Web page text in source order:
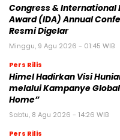
Minggu, 9 Agu 2026 - 01:45 WIB
Pers Rilis
Himel Hadirkan Visi
melalui Kampanye Global
Home”
Sabtu, 8 Agu 2026 - 14:26 WIB
Pers Rilis
FAMILIARITÉ: Ketika
Bertemu dalam Sebuah
Sabtu, 8 Agu 2026 - 14:19 WIB